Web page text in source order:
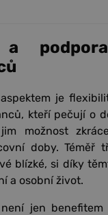
a
je
kteří pečují o
možnost
doby. Téměř
blízké, si díky
a osobní život.
jen